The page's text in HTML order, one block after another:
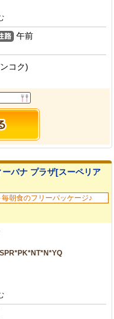
午前
コク)
バナ プラザ[スーペリア
朝食のフリーパッケージ♪